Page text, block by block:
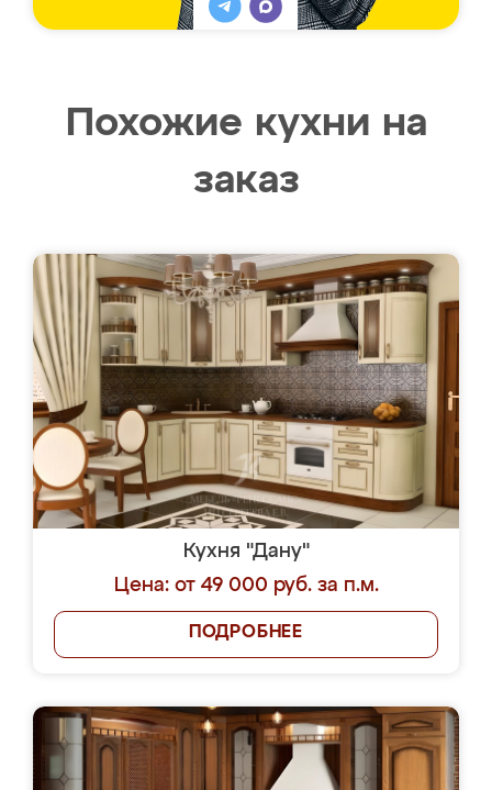
Похожие кухни на
заказ
Кухня "Дану"
Цена: от 49 000 руб. за п.м.
ПОДРОБНЕЕ